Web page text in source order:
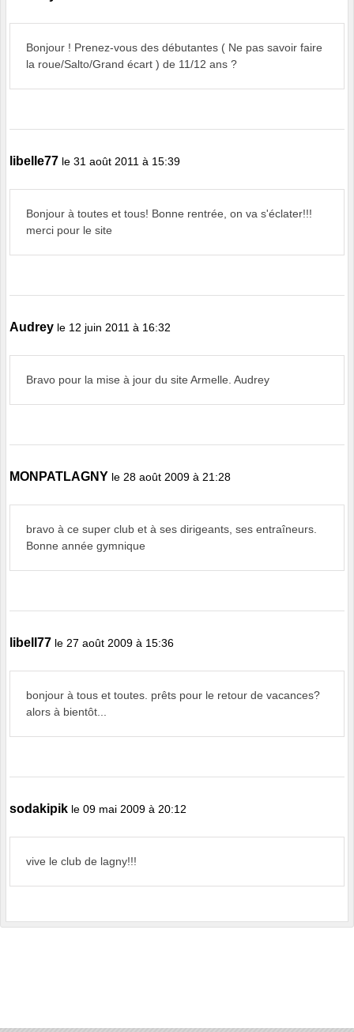
Bonjour ! Prenez-vous des débutantes ( Ne pas savoir faire
la roue/Salto/Grand écart ) de 11/12 ans ?
libelle77 le 31 août 2011 à 15:39
Bonjour à toutes et tous! Bonne rentrée, on va s'éclater!!!
merci pour le site
Audrey le 12 juin 2011 à 16:32
Bravo pour la mise à jour du site Armelle. Audrey
MONPATLAGNY le 28 août 2009 à 21:28
bravo à ce super club et à ses dirigeants, ses entraîneurs.
Bonne année gymnique
libell77 le 27 août 2009 à 15:36
bonjour à tous et toutes. prêts pour le retour de vacances?
alors à bientôt...
sodakipik le 09 mai 2009 à 20:12
vive le club de lagny!!!